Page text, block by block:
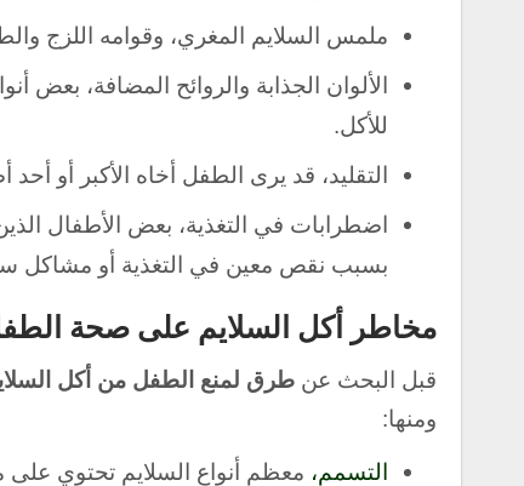
ملمس السلايم المغري، وقوامه اللزج
الألوان الجذابة والروائح المضافة، بعض
للأكل.
التقليد، قد يرى الطفل أخاه الأكبر أو
بسبب نقص معين في التغذية أو مشاكل
مخاطر أكل السلايم على صحة
قبل البحث عن طرق لمنع الطفل من أكل
ومنها:
التسمم، معظم أنواع السلايم تحتوي على